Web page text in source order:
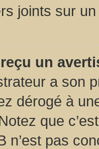
joints sur
un
a son
dérogé à
que
n’est pas